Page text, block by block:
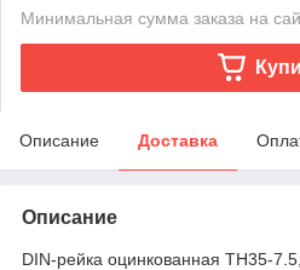
Минимальная сумма заказа на
Описание Доставка
Описание
DIN-рейка оцинкованная TH35-